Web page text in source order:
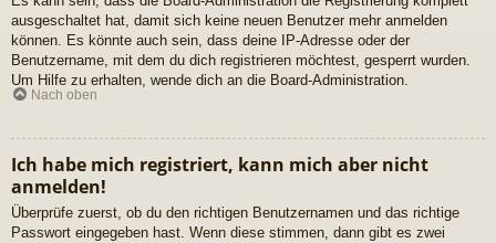
ausgeschaltet hat, damit sich keine neuen Benutzer mehr anmelden
können. Es könnte auch sein, dass deine IP-Adresse oder der
Benutzername, mit dem du dich registrieren möchtest, gesperrt wurden.
Um Hilfe zu erhalten, wende dich an die Board-Administration.
Nach oben
Ich habe mich registriert, kann mich aber nicht
anmelden!
Überprüfe zuerst, ob du den richtigen Benutzernamen und das richtige
Passwort eingegeben hast. Wenn diese stimmen, dann gibt es zwei